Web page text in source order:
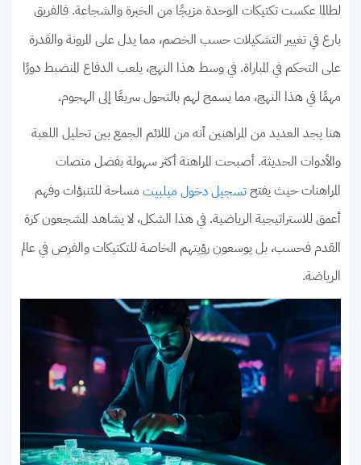
لطالما عكست تكتيكات الوحدة مزيجًا من الخبرة والشجاعة. فالفريق
بارع في تغيير التشكيلات حسب الخصم، مما يدل على المرونة والقدرة
على التحكم في المباراة. في وسط هذا النهج، يلعب الدفاع المنضبط دورًا
مهمًا في هذا النهج، مما يسمح لهم بالتحول سريعًا إلى الهجوم.
هنا يجد العديد من المراهنين أنه من الملائم الجمع بين تحليل اللعبة
والأدوات الحديثة. أصبحت المراهنة أكثر سهولة بفضل منصات
المراهنات حيث يفتحتسجيل دخول ميلبيت مساحة للتنبؤات وفهم
أعمق للاستراتيجية الرياضية. في هذا الشكل، لا يشاهد المشجعون كرة
القدم فحسب، بل يوسعون رؤيتهم الخاصة للتكتيكات والفرص في عالم
الرياضة.